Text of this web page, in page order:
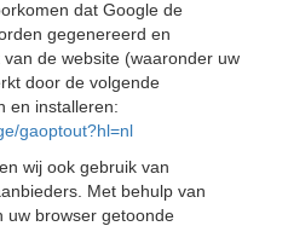
dat Google de
gegenereerd en
de website (waaronder uw
door de volgende
en installeren:
gaoptout?hl=nl
wij ook gebruik van
Met behulp van
uw browser getoonde